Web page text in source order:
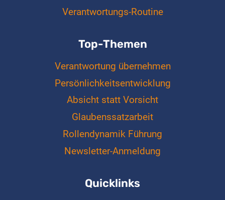
Verantwortungs-Routine
Top-Themen
Verantwortung übernehmen
Persönlichkeitsentwicklung
Absicht statt Vorsicht
Glaubenssatzarbeit
Rollendynamik Führung
Newsletter-Anmeldung
Quicklinks